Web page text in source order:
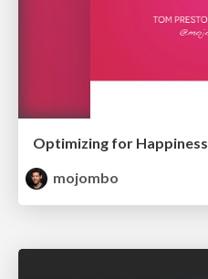
Optimizing for Happiness
mojombo